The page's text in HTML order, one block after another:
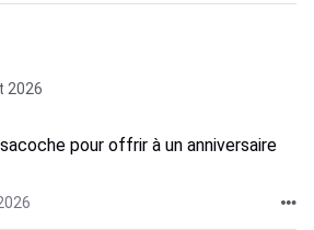
2026
pour offrir à un anniversaire